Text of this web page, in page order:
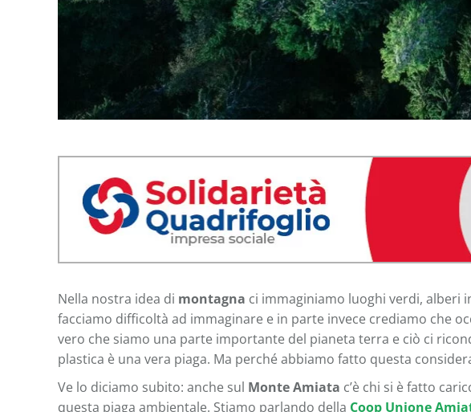
Nella nostra idea di montagna ci immaginiamo luoghi verdi, alberi
facciamo difficoltà ad immaginare e in parte invece crediamo che
vero che siamo una parte importante del pianeta terra e ciò ci
plastica è una vera piaga. Ma perché abbiamo fatto questa
Ve lo diciamo subito: anche sul Monte Amiata c’è chi si è fatto
questa piaga ambientale. Stiamo parlando della Coop Unione